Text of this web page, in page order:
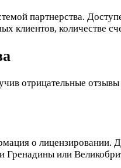
партнерства.
клиентов, количестве
отрицательные
о лицензировании.
или